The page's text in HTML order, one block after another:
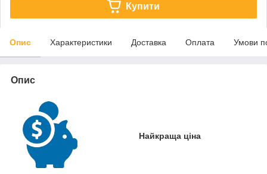
Купити
Опис Характеристики Доставка Оплата Умови
Опис
Найкраща ціна